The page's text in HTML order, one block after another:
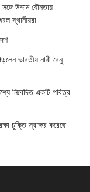
উদ্দাম যৌনতায়
স্থানীয়রা
ভারতীয় নারী রেনু
নিবেদিত একটি পবিত্র
চুক্তি স্বাক্ষর করেছে